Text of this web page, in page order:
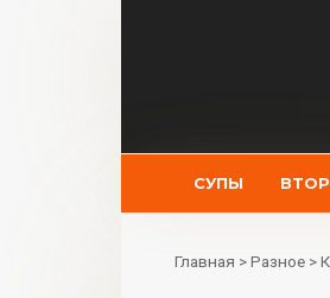
СУПЫ
Главная >Разное >